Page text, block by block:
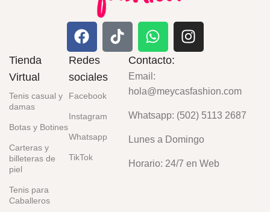
Tienda
Virtual
Tenis casual y
damas
Botas y Botines
Carteras y
billeteras de
piel
Tenis para
Caballeros
Redes
sociales
Facebook
Instagram
Whatsapp
TikTok
Contacto:
Email:
hola@meycasfashion.com
Whatsapp: (502) 5113 2687
Lunes a Domingo
Horario: 24/7 en Web